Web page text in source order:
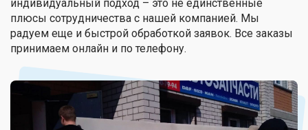
индивидуальный подход – это не единственные
плюсы сотрудничества с нашей компанией. Мы
радуем еще и быстрой обработкой заявок. Все заказы
принимаем онлайн и по телефону.